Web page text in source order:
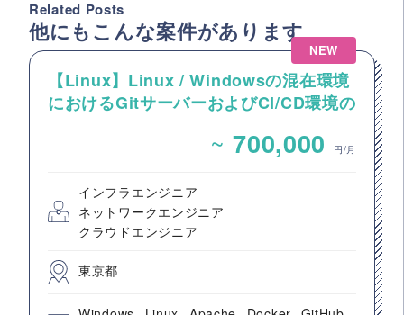
Related Posts
他にもこんな案件があります
NEW
【Linux】Linux / Windowsの混在環境
におけるGitサーバーおよびCI/CD環境の
~ 700,000 円/月
インフラエンジニア
ネットワークエンジニア
クラウドエンジニア
東京都